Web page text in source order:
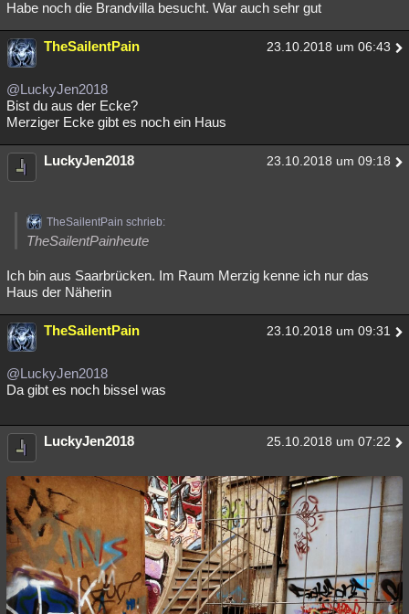
Habe noch die Brandvilla besucht. War auch sehr gut
TheSailentPain 23.10.2018 um 06:43
@LuckyJen2018
Bist du aus der Ecke?
Merziger Ecke gibt es noch ein Haus
LuckyJen2018 23.10.2018 um 09:18
TheSailentPain schrieb:
TheSailentPainheute
Ich bin aus Saarbrücken. Im Raum Merzig kenne ich nur das
Haus der Näherin
TheSailentPain 23.10.2018 um 09:31
@LuckyJen2018
Da gibt es noch bissel was
LuckyJen2018 25.10.2018 um 07:22